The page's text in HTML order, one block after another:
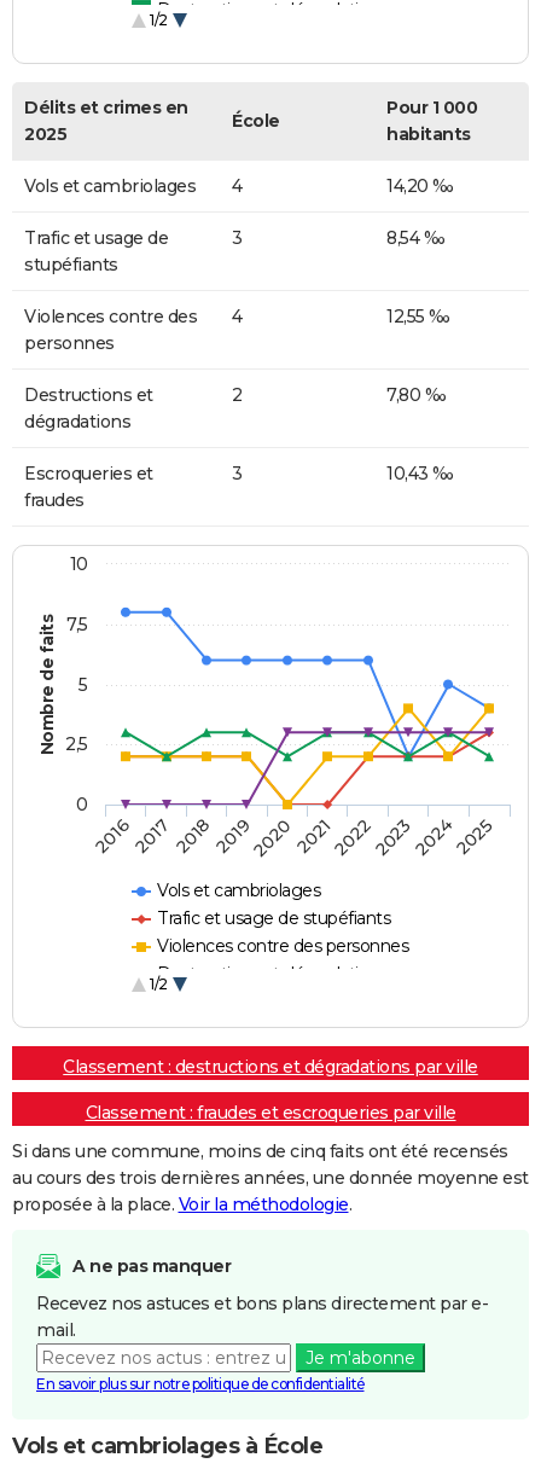
Destructions et dégradations
1/2
Délits et crimes en
2025
École
Pour 1 000
habitants
Vols et cambriolages 4 14,20 ‰
Trafic et usage de
stupéfiants
3 8,54 ‰
Violences contre des
personnes
4 12,55 ‰
Destructions et
dégradations
2 7,80 ‰
Escroqueries et
fraudes
3 10,43 ‰
Nombre de faits
Vols et cambriolages
Trafic et usage de stupéfiants
Violences contre des personnes
Destructions et dégradations
1/2
20162017 20182019202020212022202320242025
0
2,5
5
7,5
10
Classement : destructions et dégradations par ville
Classement : fraudes et escroqueries par ville
Si dans une commune, moins de cinq faits ont été recensés
au cours des trois dernières années, une donnée moyenne est
proposée à la place. Voir la méthodologie.
A ne pas manquer
Recevez nos astuces et bons plans directement par e-
mail.
Je m'abonne
En savoir plus sur notre politique de confidentialité
Vols et cambriolages à École